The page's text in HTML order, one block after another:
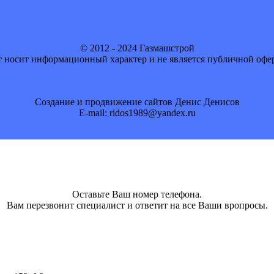
© 2012 - 2024 Газмашстрой
носит информационный характер и не является публичной
Создание и продвижение сайтов Денис Денисов
E-mail: ridos1989@yandex.ru
Оставьте Ваш номер телефона.
Вам перезвонит специалист и ответит на все Ваши вропросы.